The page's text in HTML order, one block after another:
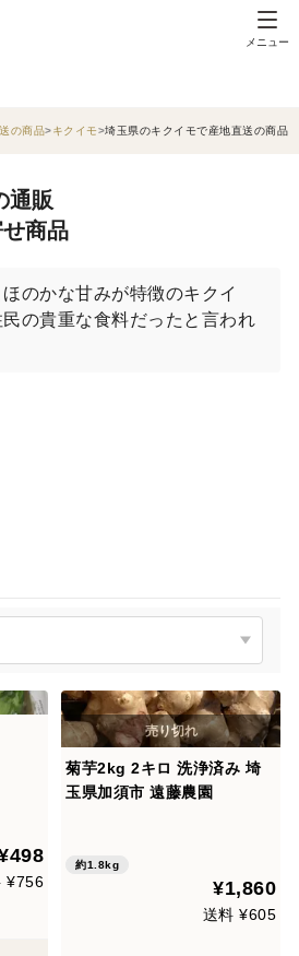
メニュー
の商品 キクイモ 埼玉県のキクイモで産地直送の商品
通販
商品
のかな甘みが特徴のキクイ
の貴重な食料だったと言われ
¥756
菊芋2kg 2キロ 洗浄済み 埼
玉県加須市 遠藤農園
約1.8kg
¥1,860
送料 ¥605